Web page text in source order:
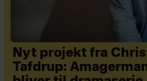
Nyt projekt fra
Tafdrup: